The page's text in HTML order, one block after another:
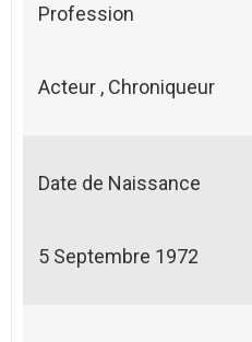
Profession
Acteur , Chroniqueur
Date de Naissance
5 Septembre 1972